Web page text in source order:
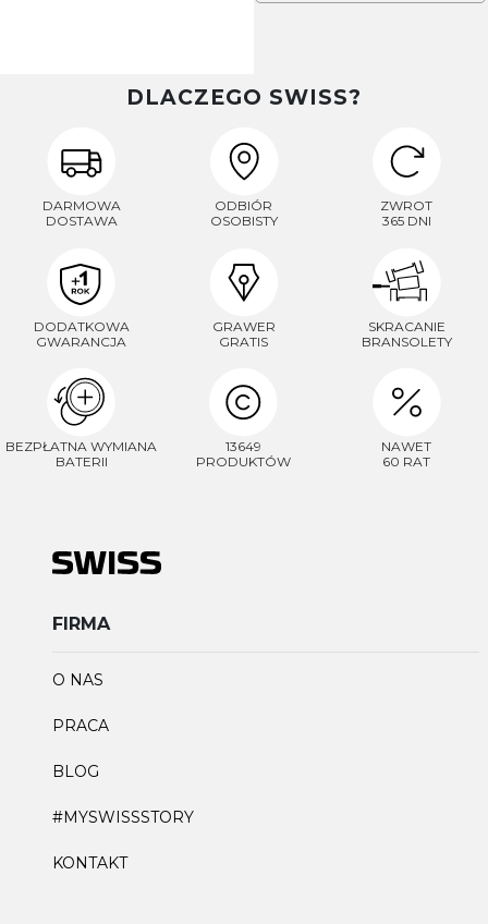
DLACZEGO SWISS?
DARMOWA
DOSTAWA
ODBIÓR
OSOBISTY
ZWROT
365 DNI
DODATKOWA
GWARANCJA
GRAWER
GRATIS
SKRACANIE
BRANSOLETY
BEZPŁATNA WYMIANA
BATERII
13649
PRODUKTÓW
NAWET
60 RAT
FIRMA
O NAS
PRACA
BLOG
#MYSWISSSTORY
KONTAKT